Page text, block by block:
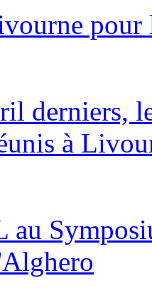
pour
derniers,
à